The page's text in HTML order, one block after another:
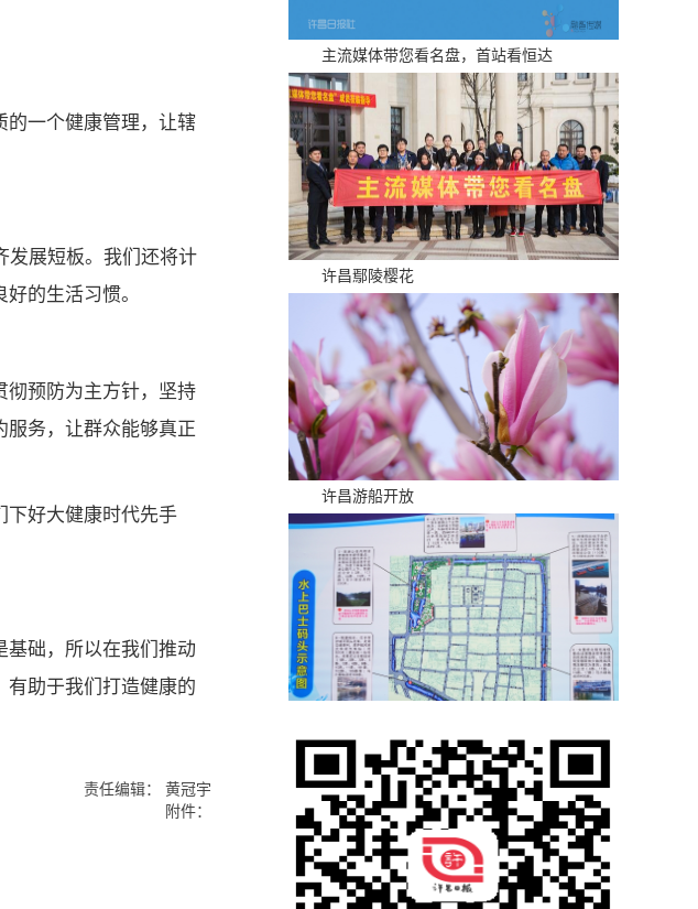
的一个健康管理，让辖
发展短板。我们还将计
的生活习惯。
彻预防为主方针，坚持
服务，让群众能够真正
下好大健康时代先手
基础，所以在我们推动
有助于我们打造健康的
责任编辑： 黄冠宇
附件：
主流媒体带您看名盘，首站看恒达
许昌鄢陵樱花
许昌游船开放